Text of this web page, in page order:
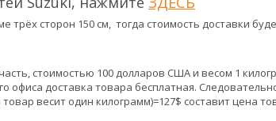
сторон 150 см, тогда стоимость доставки
стоимостью 100 долларов США и весом 1
офиса доставка товара бесплатная.
весит один килограмм)=127$ составит цена